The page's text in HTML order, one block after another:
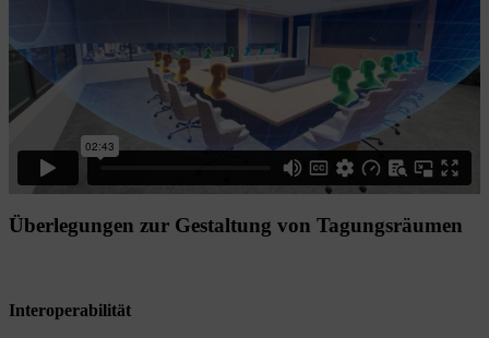
Überlegungen zur Gestaltung von Tagungsräumen
Interoperabilität